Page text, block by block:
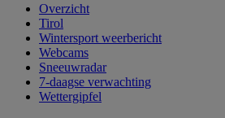
Overzicht
Tirol
Wintersport weerbericht
Webcams
Sneeuwradar
7-daagse verwachting
Wettergipfel